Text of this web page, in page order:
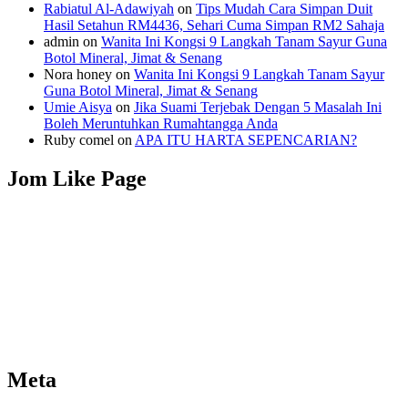
Rabiatul Al-Adawiyah on Tips Mudah Cara Simpan Duit
Hasil Setahun RM4436, Sehari Cuma Simpan RM2 Sahaja
admin on Wanita Ini Kongsi 9 Langkah Tanam Sayur Guna
Botol Mineral, Jimat & Senang
Nora honey on Wanita Ini Kongsi 9 Langkah Tanam Sayur
Guna Botol Mineral, Jimat & Senang
Umie Aisya on Jika Suami Terjebak Dengan 5 Masalah Ini
Boleh Meruntuhkan Rumahtangga Anda
Ruby comel on APA ITU HARTA SEPENCARIAN?
Jom Like Page
Meta